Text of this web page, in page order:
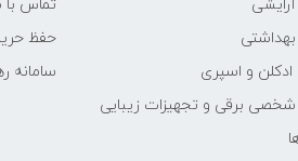
آرایشی
بهداشتی
ادکلن و اسپری
شخصی برقی و تجهیزات زیبایی
تماس با
حفظ
سامانه